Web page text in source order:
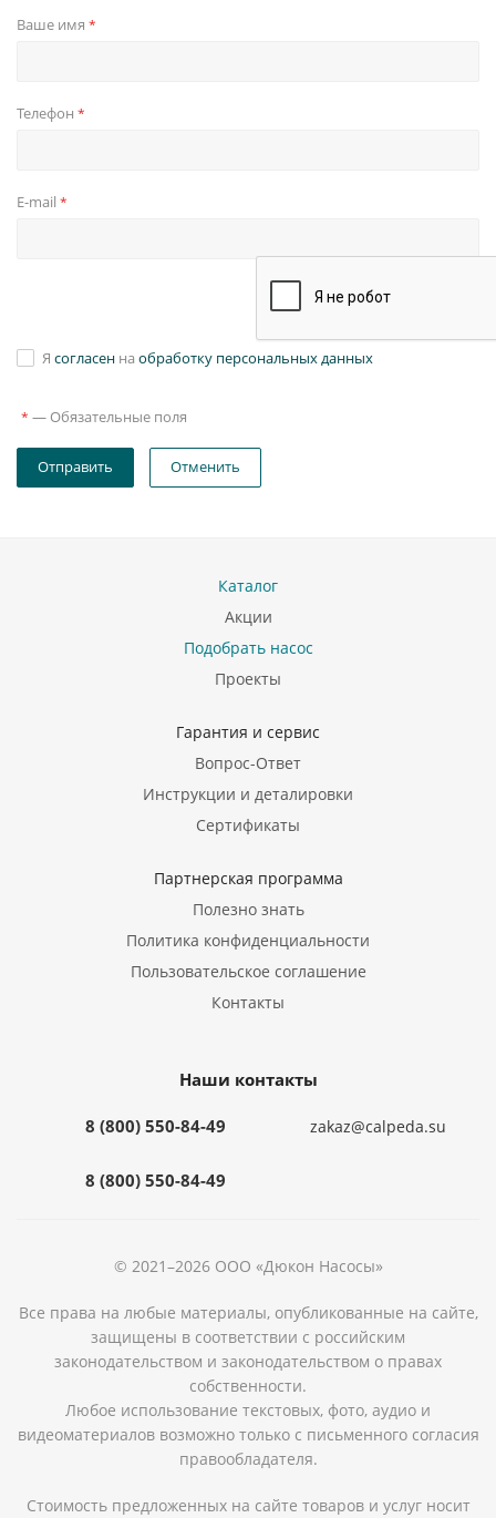
Ваше имя *
Телефон *
E-mail *
Я согласен на обработку персональных данных
* — Обязательные поля
Отправить Отменить
Каталог
Акции
Подобрать насос
Проекты
Гарантия и сервис
Вопрос-Ответ
Инструкции и деталировки
Сертификаты
Партнерская программа
Полезно знать
Политика конфиденциальности
Пользовательское соглашение
Контакты
Наши контакты
8 (800) 550-84-49
8 (800) 550-84-49
zakaz@calpeda.su
© 2021–2026 ООО «Дюкон Насосы»
Все права на любые материалы, опубликованные на сайте,
защищены в соответствии с российским
законодательством и законодательством о правах
собственности.
Любое использование текстовых, фото, аудио и
видеоматериалов возможно только с письменного согласия
правообладателя.
Стоимость предложенных на сайте товаров и услуг носит